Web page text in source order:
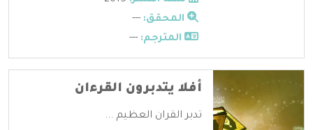
المحقق: ---
المترجم: ---
أفلا يتدبرون القرءان
تدبر القران العظيم ...